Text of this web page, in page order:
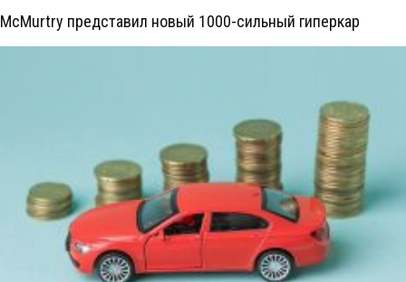
McMurtry представил новый 1000-сильный гиперкар